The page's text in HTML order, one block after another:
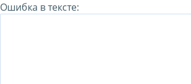
Ошибка в тексте: